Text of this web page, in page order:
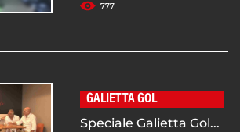
777
GALIETTA GOL
Speciale Galietta Gol...